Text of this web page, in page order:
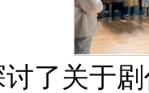
讨了关于